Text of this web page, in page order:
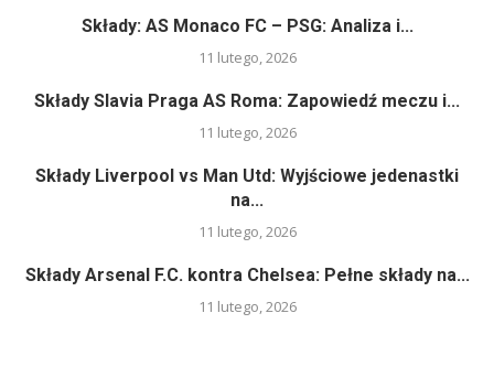
Składy: AS Monaco FC – PSG: Analiza i...
11 lutego, 2026
Składy Slavia Praga AS Roma: Zapowiedź meczu i...
11 lutego, 2026
Składy Liverpool vs Man Utd: Wyjściowe jedenastki
na...
11 lutego, 2026
Składy Arsenal F.C. kontra Chelsea: Pełne składy na...
11 lutego, 2026